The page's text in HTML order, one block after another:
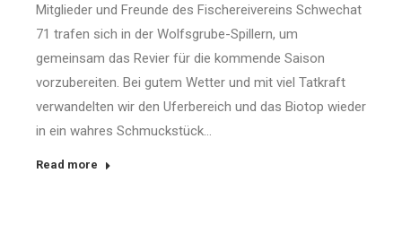
Mitglieder und Freunde des Fischereivereins Schwechat
71 trafen sich in der Wolfsgrube-Spillern, um
gemeinsam das Revier für die kommende Saison
vorzubereiten. Bei gutem Wetter und mit viel Tatkraft
verwandelten wir den Uferbereich und das Biotop wieder
in ein wahres Schmuckstück…
Read more